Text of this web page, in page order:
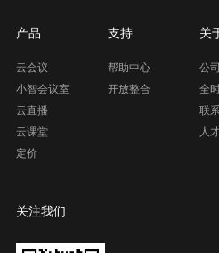
产品
云会议
小智会议室
云直播
云课堂
定价
支持
帮助中心
开放整合
关
公
全
联
人
关注我们